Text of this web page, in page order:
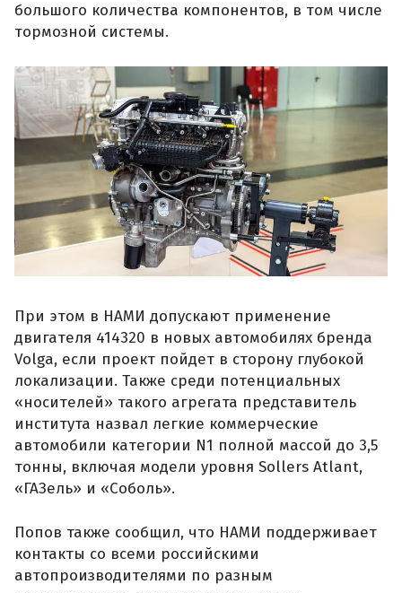
большого количества компонентов, в том числе
тормозной системы.
При этом в НАМИ допускают применение
двигателя 414320 в новых автомобилях бренда
Volga, если проект пойдет в сторону глубокой
локализации. Также среди потенциальных
«носителей» такого агрегата представитель
института назвал легкие коммерческие
автомобили категории N1 полной массой до 3,5
тонны, включая модели уровня Sollers Atlant,
«ГАЗель» и «Соболь».
Попов также сообщил, что НАМИ поддерживает
контакты со всеми российскими
автопроизводителями по разным